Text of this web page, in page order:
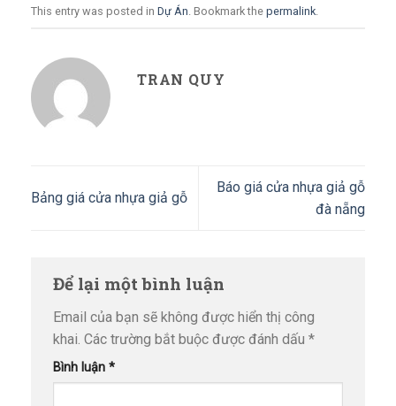
This entry was posted in Dự Án . Bookmark the permalink
TRAN QUY
Bảng giá cửa nhựa giả gỗ
Báo giá cửa nhựa giả gỗ
đà nẵng
Để lại một bình luận
Email của bạn sẽ không được hiển thị công
khai. Các trường bắt buộc được đánh dấu *
Bình luận *